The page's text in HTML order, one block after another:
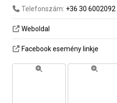
Telefonszám: +36 30 6002092
Weboldal
Facebook esemény linkje